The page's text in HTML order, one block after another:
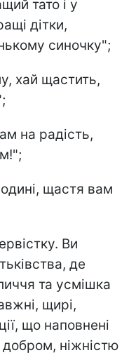
тато і у
дітки,
синочку";
хай щастить,
на радість,
щастя вам
Ви
де
та усмішка
щирі,
що наповнені
ніжністю